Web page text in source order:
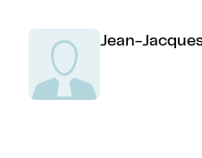
Jean-